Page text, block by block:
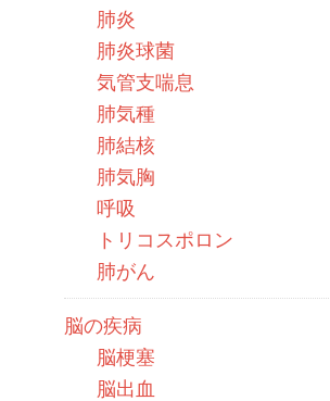
肺炎
肺炎球菌
気管支喘息
肺気種
肺結核
肺気胸
呼吸
トリコスポロン
肺がん
脳の疾病
脳梗塞
脳出血